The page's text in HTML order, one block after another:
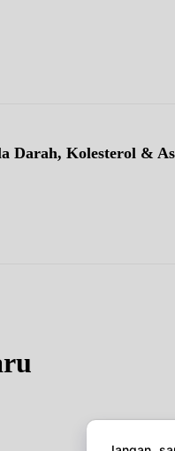
Darah, Kolesterol &